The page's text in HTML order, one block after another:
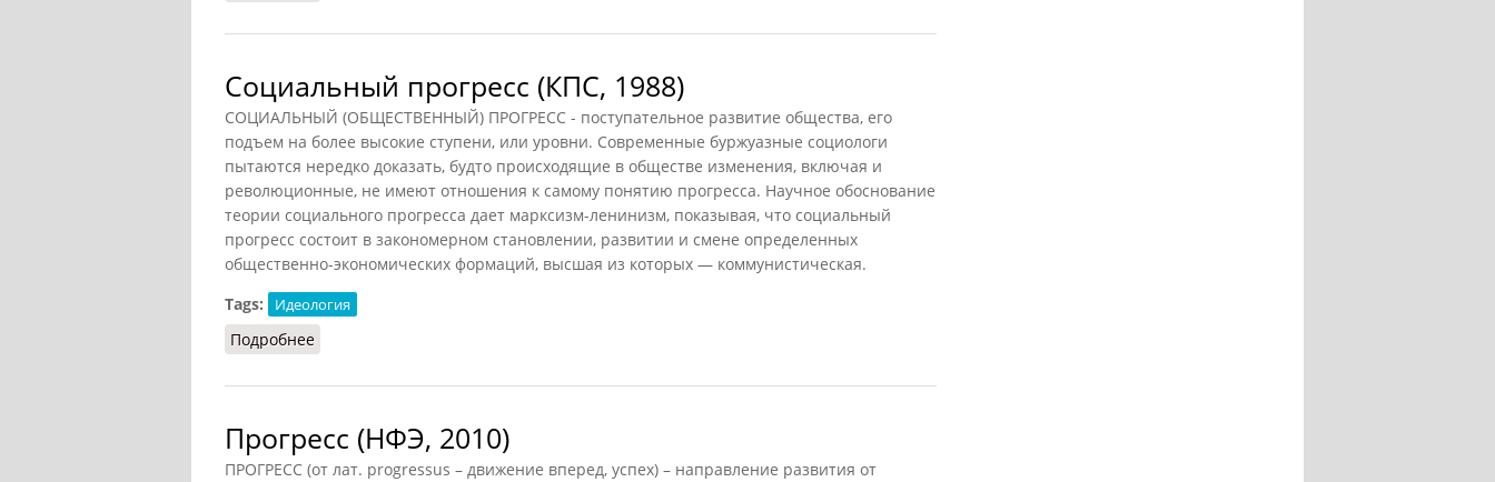
Социальный прогресс (КПС, 1988)
СОЦИАЛЬНЫЙ (ОБЩЕСТВЕННЫЙ) ПРОГРЕСС - поступательное развитие общества, его
подъем на более высокие ступени, или уровни. Современные буржуазные социологи
пытаются нередко доказать, будто происходящие в обществе изменения, включая и
революционные, не имеют отношения к самому понятию прогресса. Научное обоснование
теории социального прогресса дает марксизм-ленинизм, показывая, что социальный
прогресс состоит в закономерном становлении, развитии и смене определенных
общественно-экономических формаций, высшая из которых — коммунистическая.
Tags:
Идеология
Подробнее
Прогресс (НФЭ, 2010)
ПРОГРЕСС (от лат. progressus – движение вперед, успех) – направление развития от